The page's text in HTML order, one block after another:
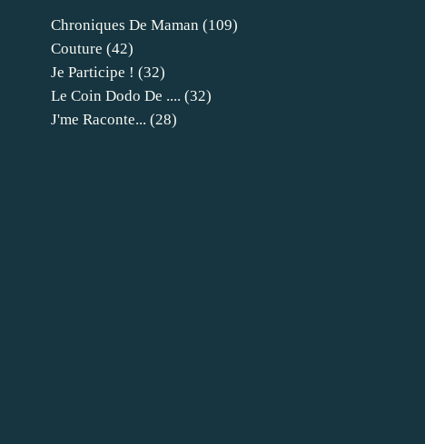
Chroniques De Maman (109)
Couture (42)
Je Participe ! (32)
Le Coin Dodo De .... (32)
J'me Raconte... (28)